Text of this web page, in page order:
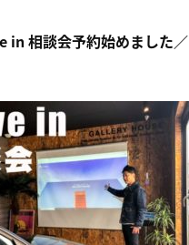
in 相談会予約始めました／